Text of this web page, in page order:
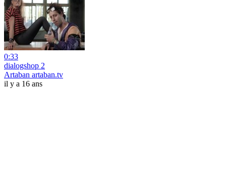
0:33
dialogshop 2
Artaban artaban.tv
il y a 16 ans